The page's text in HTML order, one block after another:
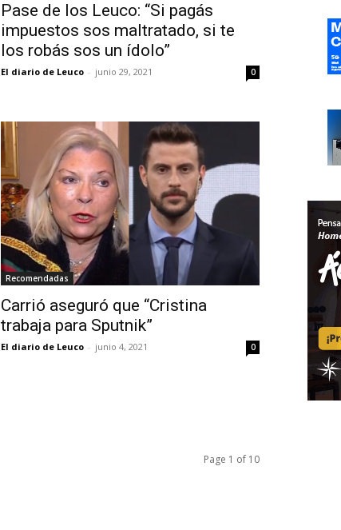
Pase de los Leuco: “Si pagás
impuestos sos maltratado, si te
los robás sos un ídolo”
El diario de Leuco - junio 29, 2021 0
Recomendadas
Carrió aseguró que “Cristina
trabaja para Sputnik”
El diario de Leuco - junio 4, 2021 0
Page 1 of 10